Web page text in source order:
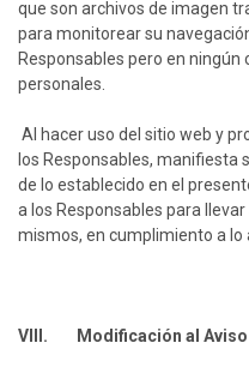
que son archivos de imagen
para monitorear su
Responsables pero en
personales.
Al hacer uso del sitio web y
los Responsables,
de lo establecido en el
a los Responsables para
mismos, en cumplimiento a lo
VIII. Modificación al Aviso